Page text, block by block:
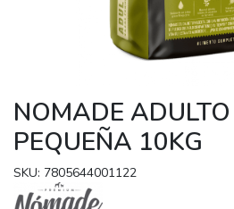
NOMADE
PEQUEÑA 10KG
SKU: 7805644001122